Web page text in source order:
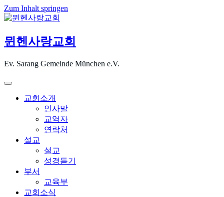
Zum Inhalt springen
뮌헨사랑교회
Ev. Sarang Gemeinde München e.V.
교회소개
인사말
교역자
연락처
설교
설교
성경듣기
부서
교육부
교회소식